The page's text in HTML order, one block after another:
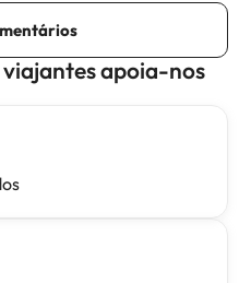
viajantes apoia-nos